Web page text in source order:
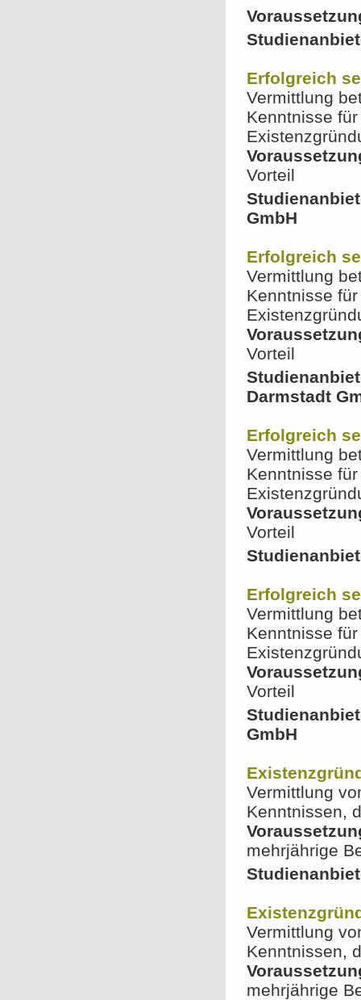
Erfolgreich
Vermittlung
Kenntnisse
Vorteil
GmbH
Erfolgreich
Vermittlung
Kenntnisse
Vorteil
Darmstadt
Erfolgreich
Vermittlung
Kenntnisse
Vorteil
Erfolgreich
Vermittlung
Kenntnisse
Vorteil
GmbH
Vermittlung
Kenntnissen,
mehrjährige
Vermittlung
Kenntnissen,
mehrjährige